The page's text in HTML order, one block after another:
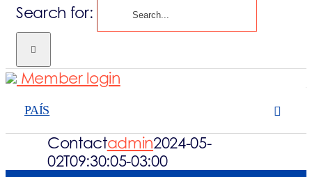
Quem somos
Search for:
PAÍS
Member login
Contactadmin2024-05-
02T09:30:05-03:00